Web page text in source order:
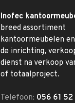
Inofec
breed assortiment
kantoormeubelen
de inrichting,
dienst na verkoop
of totaalproject.
Telefoon: 056 61